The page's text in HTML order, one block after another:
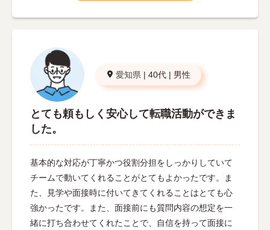
愛知県 | 40代 | 男性
とても頼もしく安心して転職活動ができま
した。
基本的な対応が丁寧かつ役割分担をしっかりしていて
チームで動いてくれることがとてもよかったです。ま
た、見学や面接時に付いてきてくれることはとても心
強かったです。また、面接前にも質問内容の想定を一
緒に打ち合わせてくれたことで、自信を持って面接に